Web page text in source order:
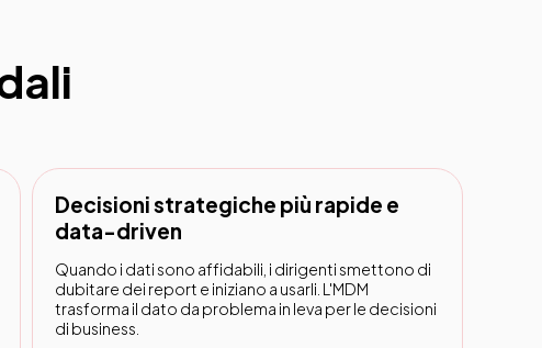
Decisioni strategiche più rapide e
data-driven
Quando i dati sono affidabili, i dirigenti smettono di
dubitare dei report e iniziano a usarli. L'MDM
trasforma il dato da problema in leva per le decisioni
di business.